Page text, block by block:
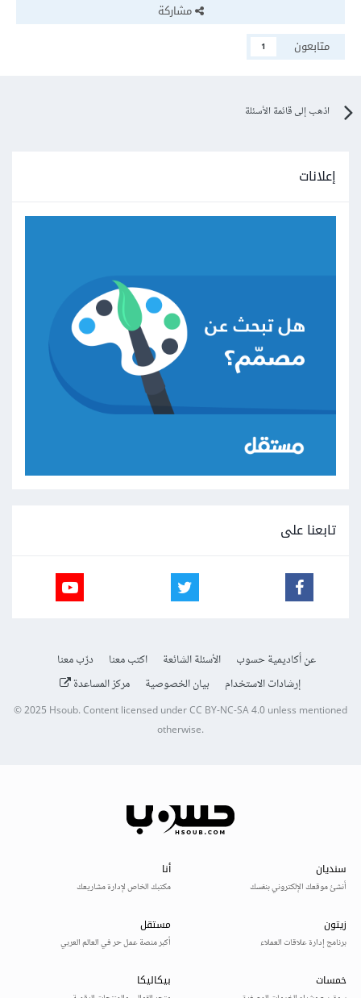
مشاركة
متابعون
1
اذهب إلى قائمة الأسئلة
إعلانات
تابعنا على
عن أكاديمية حسوب الأسئلة الشائعة اكتب معنا
درّب معنا
إرشادات الاستخدام
بيان الخصوصية مركز المساعدة
© 2025Hsoub.Content licensed underCC BY-NC-SA 4.0unless mentioned
otherwise.